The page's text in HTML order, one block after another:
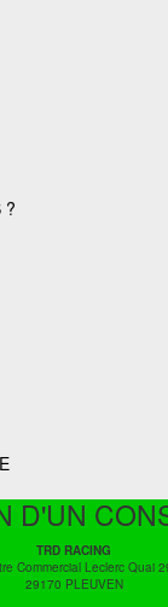
?
D'UN
TRD RACING
Commercial Leclerc Quai
29170 PLEUVEN